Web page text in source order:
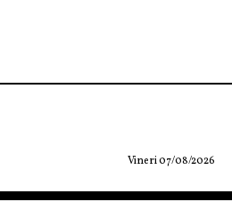
Vineri 07/08/2026